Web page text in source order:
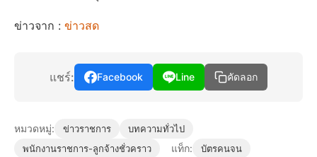
ข่าวจาก : ข่าวสด
แชร์: Facebook Line คัดลอก
หมวดหมู่: ข่าวราชการ
บทความทั่วไป
พนักงานราชการ-ลูกจ้างชั่วคราว
แท็ก:
บัตรคนจน